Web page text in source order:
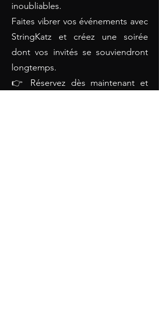
inoubliables.
Faites vibrer vos événements avec
StringKatz et créez une soirée
dont vos invités se souviendront
longtemps.
👉 Réservez dès maintenant et